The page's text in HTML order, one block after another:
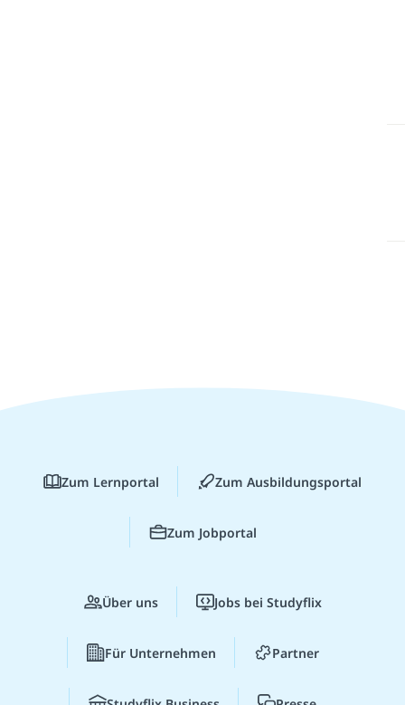
Zum Lernportal Zum Ausbildungsportal
Zum Jobportal
Über uns Jobs bei Studyflix
Für Unternehmen Partner